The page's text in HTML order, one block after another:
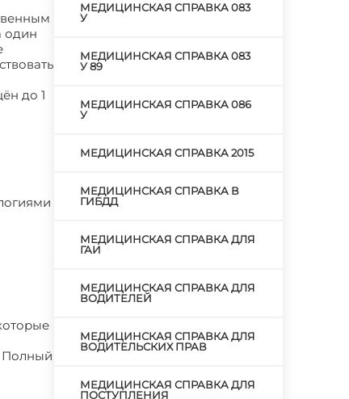
один
до 1
Полный
МЕДИЦИНСКАЯ СПРАВКА 083
У
МЕДИЦИНСКАЯ СПРАВКА 083
У 89
МЕДИЦИНСКАЯ СПРАВКА 086
У
МЕДИЦИНСКАЯ СПРАВКА 2015
МЕДИЦИНСКАЯ СПРАВКА В
ГИБДД
МЕДИЦИНСКАЯ СПРАВКА ДЛЯ
ГАИ
МЕДИЦИНСКАЯ СПРАВКА ДЛЯ
ВОДИТЕЛЕЙ
МЕДИЦИНСКАЯ СПРАВКА ДЛЯ
ВОДИТЕЛЬСКИХ ПРАВ
МЕДИЦИНСКАЯ СПРАВКА ДЛЯ
ПОСТУПЛЕНИЯ